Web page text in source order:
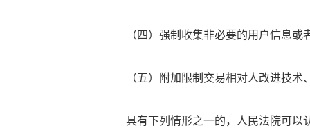
（四）强制收集非必要的用户信息或
（五）附加限制交易相对人改进技术
具有下列情形之一的，人民法院可以